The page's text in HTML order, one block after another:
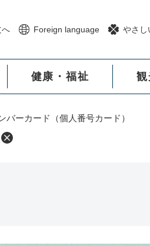
へ Foreign language やさし
健康・福祉
バーカード（個人番号カード）